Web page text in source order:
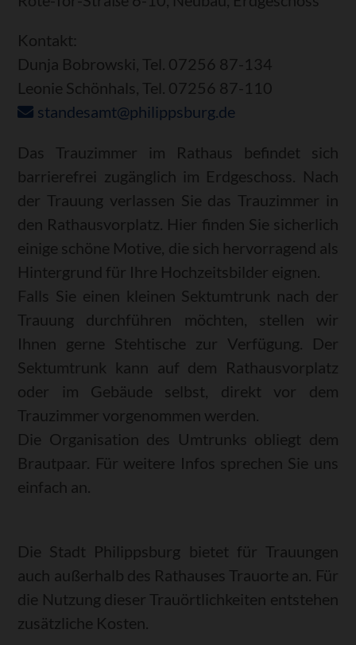
Kontakt:
Dunja Bobrowski, Tel. 07256 87-134
Leonie Schönhals, Tel. 07256 87-110
standesamt@philippsburg.de
Das Trauzimmer im Rathaus befindet sich
barrierefrei zugänglich im Erdgeschoss. Nach
der Trauung verlassen Sie das Trauzimmer in
den Rathausvorplatz. Hier finden Sie sicherlich
einige schöne Motive, die sich hervorragend als
Hintergrund für Ihre Hochzeitsbilder eignen.
Falls Sie einen kleinen Sektumtrunk nach der
Trauung durchführen möchten, stellen wir
Ihnen gerne Stehtische zur Verfügung. Der
Sektumtrunk kann auf dem Rathausvorplatz
oder im Gebäude selbst, direkt vor dem
Trauzimmer vorgenommen werden.
Die Organisation des Umtrunks obliegt dem
Brautpaar. Für weitere Infos sprechen Sie uns
einfach an.
Die Stadt Philippsburg bietet für Trauungen
auch außerhalb des Rathauses Trauorte an. Für
die Nutzung dieser Trauörtlichkeiten entstehen
zusätzliche Kosten.